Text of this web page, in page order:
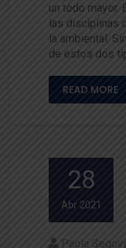
un todo mayor.
las disciplinas
la ambiental.
de estos dos
READ MORE
28
Abr 2021
Paola